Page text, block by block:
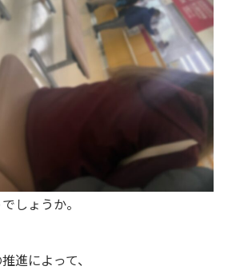
しょうか。
進によって、